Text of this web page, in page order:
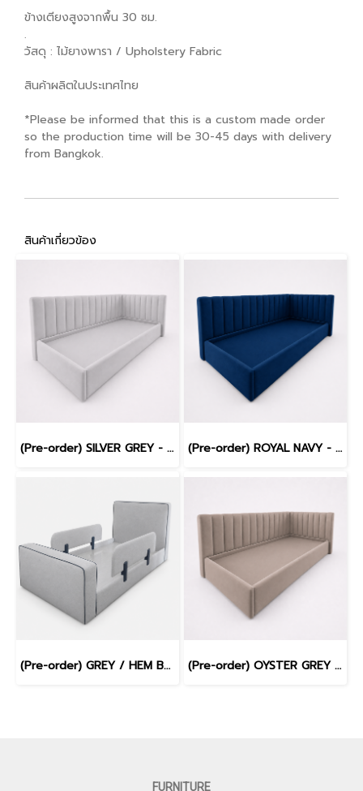
ข้างเตียงสูงจากพื้น 30 ซม.
.
วัสดุ : ไม้ยางพารา / Upholstery Fabric
สินค้าผลิตในประเทศไทย
*Please be informed that this is a custom made order
so the production time will be 30-45 days with delivery
from Bangkok.
สินค้าเกี่ยวข้อง
(Pre-order) SILVER GREY - PARIS BED (Pre-order) ROYAL NAVY - PARIS BED
(Pre-order) GREY / HEM BLUE - WILLOW BED (Pre-order) OYSTER GREY - PARIS BED
FURNITURE